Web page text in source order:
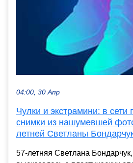
04:00, 30 Апр
Чулки и экстрамини: в
снимки из нашумевшей
летней Светланы
57-летняя Светлана